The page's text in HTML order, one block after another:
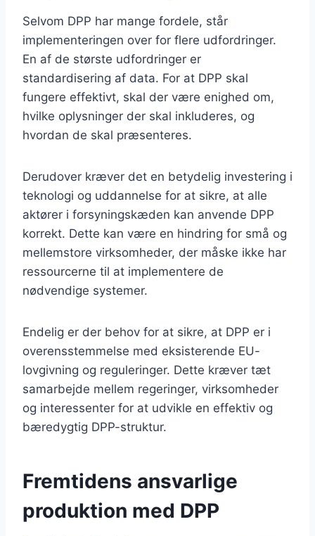
Selvom DPP har mange fordele, står
implementeringen over for flere udfordringer.
En af de største udfordringer er
standardisering af data. For at DPP skal
fungere effektivt, skal der være enighed om,
hvilke oplysninger der skal inkluderes, og
hvordan de skal præsenteres.
Derudover kræver det en betydelig investering i
teknologi og uddannelse for at sikre, at alle
aktører i forsyningskæden kan anvende DPP
korrekt. Dette kan være en hindring for små og
mellemstore virksomheder, der måske ikke har
ressourcerne til at implementere de
nødvendige systemer.
Endelig er der behov for at sikre, at DPP er i
overensstemmelse med eksisterende EU-
lovgivning og reguleringer. Dette kræver tæt
samarbejde mellem regeringer, virksomheder
og interessenter for at udvikle en effektiv og
bæredygtig DPP-struktur.
Fremtidens ansvarlige
produktion med DPP